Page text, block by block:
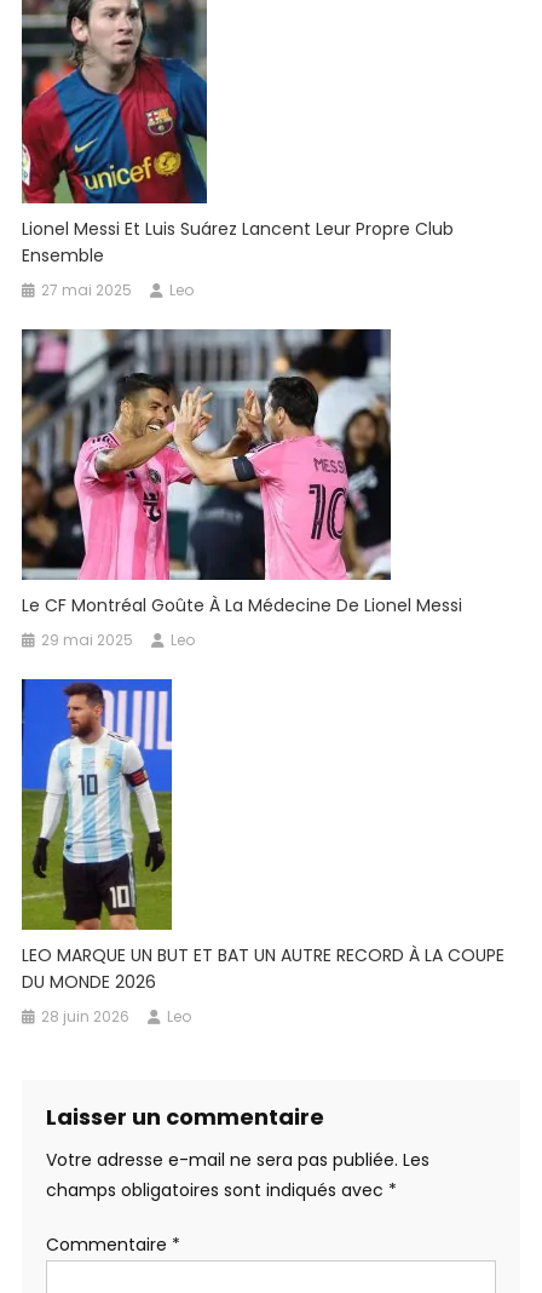
Lionel Messi Et Luis Suárez Lancent Leur Propre Club
Ensemble
27 mai 2025 Leo
Le CF Montréal Goûte À La Médecine De Lionel Messi
29 mai 2025 Leo
LEO MARQUE UN BUT ET BAT UN AUTRE RECORD À LA COUPE
DU MONDE 2026
28 juin 2026 Leo
Laisser un commentaire
Votre adresse e-mail ne sera pas publiée. Les
champs obligatoires sont indiqués avec *
Commentaire *